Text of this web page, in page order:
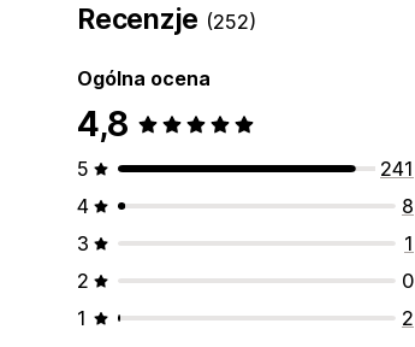
Recenzje (252)
Ogólna ocena
4,8
5
241
4
8
3
1
2
0
1
2